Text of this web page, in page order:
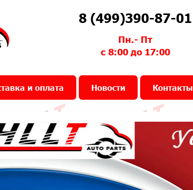
8 (499)390-87-01
Пн.- Пт
с 8:00 до 17:00
и оплата Новости Контакты